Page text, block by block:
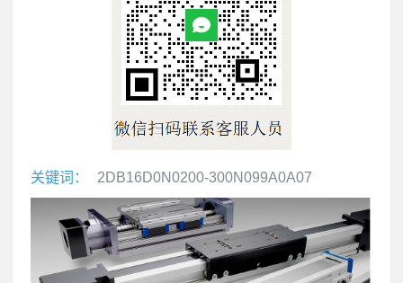
关键词： 2DB16D0N0200-300N099A0A07